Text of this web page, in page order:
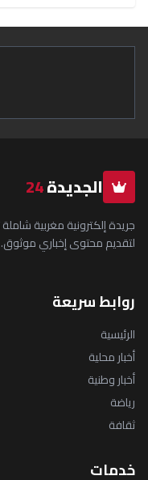
الجديدة24
لتقديم محتوى إخباري موثوق.
روابط سريعة
الرئيسية
أخبار محلية
أخبار وطنية
رياضة
ثقافة
خدمات